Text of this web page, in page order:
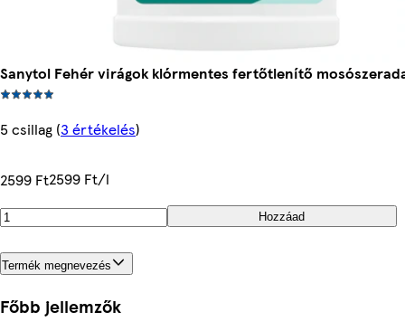
Sanytol Fehér virágok klórmentes fertőtlenítő
5 csillag (3 értékelés)
2599 Ft2599 Ft/l
Hozzáad
Termék megnevezés
Főbb jellemzők